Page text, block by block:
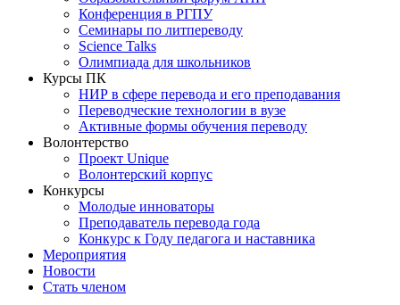
Конференция в РГПУ
Семинары по литпереводу
Science Talks
Олимпиада для школьников
Курсы ПК
НИР в сфере перевода и его преподавания
Переводческие технологии в вузе
Активные формы обучения переводу
Волонтерство
Проект Unique
Волонтерский корпус
Конкурсы
Молодые инноваторы
Преподаватель перевода года
Конкурс к Году педагога и наставника
Мероприятия
Новости
Стать членом